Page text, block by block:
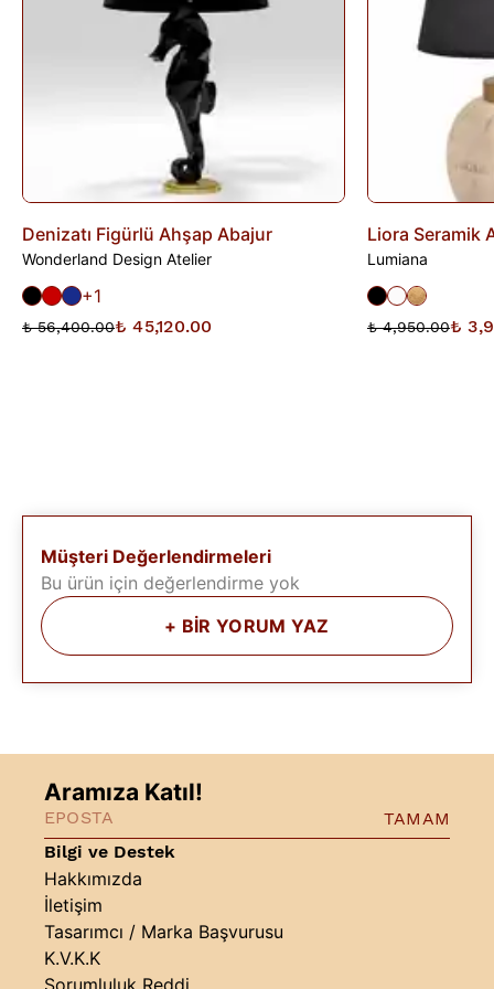
Denizatı Figürlü Ahşap Abajur
Wonderland Design Atelier
+1
₺ 56,400.00₺ 45,120.00
Liora Seramik
Lumiana
₺ 4,950.00₺
Müşteri Değerlendirmeleri
Bu ürün için değerlendirme yok
+ BİR YORUM YAZ
Bilgi ve Destek
Hakkımızda
İletişim
Tasarımcı / Marka Başvurusu
K.V.K.K
Aramıza Katıl!
TAMAM